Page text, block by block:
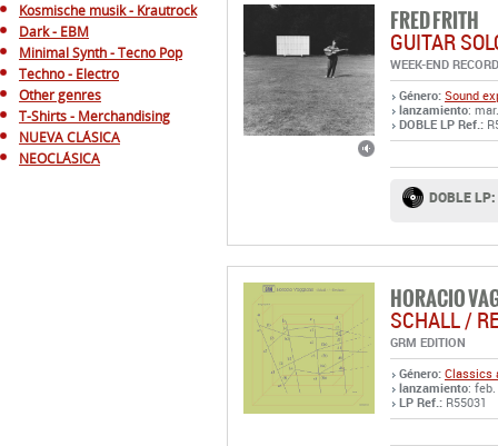
Kosmische musik - Krautrock
Dark - EBM
Minimal Synth - Tecno Pop
Techno - Electro
Other genres
T-Shirts - Merchandising
NUEVA CLÁSICA
NEOCLÁSICA
FRED FRITH
GUITAR
WEEK-END
Género: Sound
lanzamiento:
DOBLE LP Ref.:
DOBLE LP:
HORACIO
SCHALL /
GRM EDITION
Género: Classics
lanzamiento:
LP Ref.: R55031